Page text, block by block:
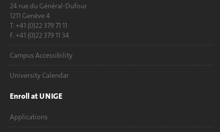
24 rue du Général-Dufour
1211 Genève 4
T. +41 (0)22 379 71 11
F. +41 (0)22 379 11 34
Campus Accessibility
University Calendar
Enroll at UNIGE
Applications